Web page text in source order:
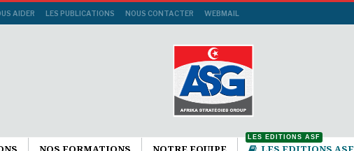
AIDER LES PUBLICATIONS NOUS CONTACTER WEBMAIL
LES EDITIONS ASF